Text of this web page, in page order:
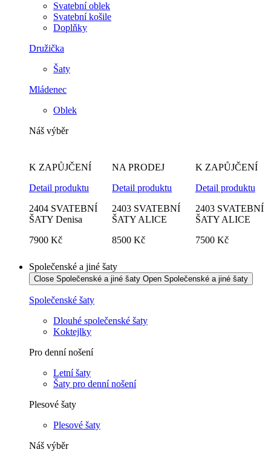
Svatební oblek
Svatební košile
Doplňky
Družička
Šaty
Mládenec
Oblek
Náš výběr
K ZAPŮJČENÍ
Detail produktu
2404 SVATEBNÍ
ŠATY Denisa
7900 Kč
NA PRODEJ
Detail produktu
2403 SVATEBNÍ
ŠATY ALICE
8500Kč
K ZAPŮJČENÍ
Detail produktu
2403 SVATEBNÍ
ŠATY ALICE
7500 Kč
Společenské a jiné šaty
Close Společenské a jiné šaty Open Společenské a jiné šaty
Společenské šaty
Dlouhé společenské šaty
Koktejlky
Pro denní nošení
Letní šaty
Šaty pro denní nošení
Plesové šaty
Plesové šaty
Náš výběr